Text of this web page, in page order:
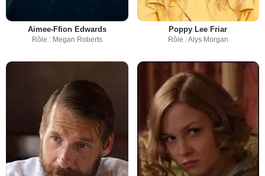
Aimee-Ffion Edwards
Rôle : Megan Roberts
Poppy Lee Friar
Rôle : Alys Morgan